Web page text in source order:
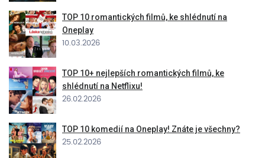
TOP 10 romantických filmů, ke shlédnutí na
Oneplay
10.03.2026
TOP 10+ nejlepších romantických filmů, ke
shlédnutí na Netflixu!
26.02.2026
TOP 10 komedií na Oneplay! Znáte je všechny?
25.02.2026